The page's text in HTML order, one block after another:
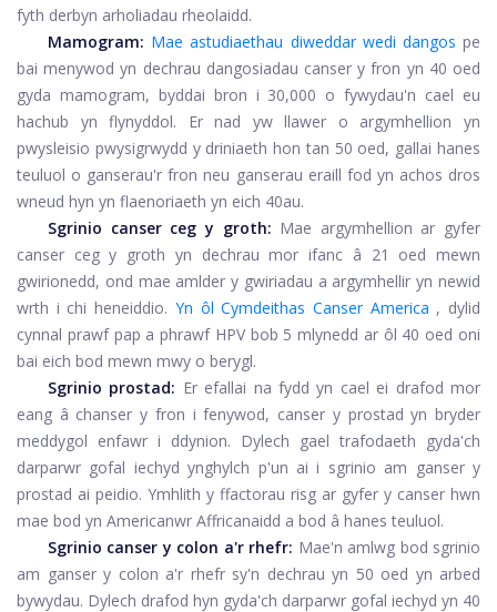
fyth derbyn arholiadau rheolaidd.
Mamogram: Mae astudiaethau diweddar wedi dangos pe
bai menywod yn dechrau dangosiadau canser y fron yn 40 oed
gyda mamogram, byddai bron i 30,000 o fywydau'n cael eu
hachub yn flynyddol. Er nad yw llawer o argymhellion yn
pwysleisio pwysigrwydd y driniaeth hon tan 50 oed, gallai hanes
teuluol o ganserau'r fron neu ganserau eraill fod yn achos dros
wneud hyn yn flaenoriaeth yn eich 40au.
Sgrinio canser ceg y groth: Mae argymhellion ar gyfer
canser ceg y groth yn dechrau mor ifanc â 21 oed mewn
gwirionedd, ond mae amlder y gwiriadau a argymhellir yn newid
wrth i chi heneiddio. Yn ôl Cymdeithas Canser America , dylid
cynnal prawf pap a phrawf HPV bob 5 mlynedd ar ôl 40 oed oni
bai eich bod mewn mwy o berygl.
Sgrinio prostad: Er efallai na fydd yn cael ei drafod mor
eang â chanser y fron i fenywod, canser y prostad yn bryder
meddygol enfawr i ddynion. Dylech gael trafodaeth gyda'ch
darparwr gofal iechyd ynghylch p'un ai i sgrinio am ganser y
prostad ai peidio. Ymhlith y ffactorau risg ar gyfer y canser hwn
mae bod yn Americanwr Affricanaidd a bod â hanes teuluol.
Sgrinio canser y colon a'r rhefr: Mae'n amlwg bod sgrinio
am ganser y colon a'r rhefr sy'n dechrau yn 50 oed yn arbed
bywydau. Dylech drafod hyn gyda'ch darparwr gofal iechyd yn 40